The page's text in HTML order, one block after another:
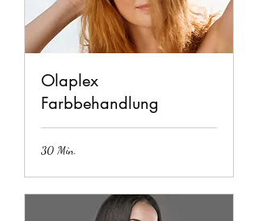
Olaplex
Farbbehandlung
30 Min.